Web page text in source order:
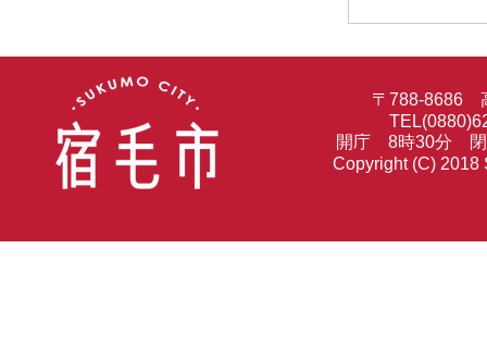
〒788-8686
開庁 8時30分 閉
Copyright (C) 2018